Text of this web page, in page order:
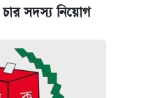
সদস্য নিয়োগ